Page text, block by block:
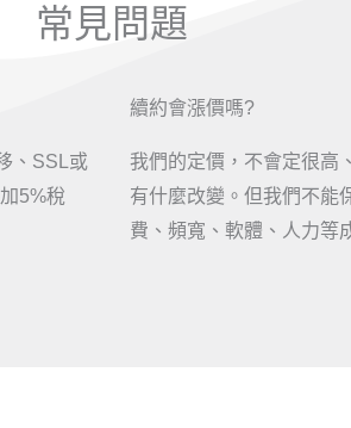
常見問題
、SSL或
5%稅
續約會漲價嗎?
我們的定價，不會定很高
有什麼改變。但我們不能
費、頻寬、軟體、人力等